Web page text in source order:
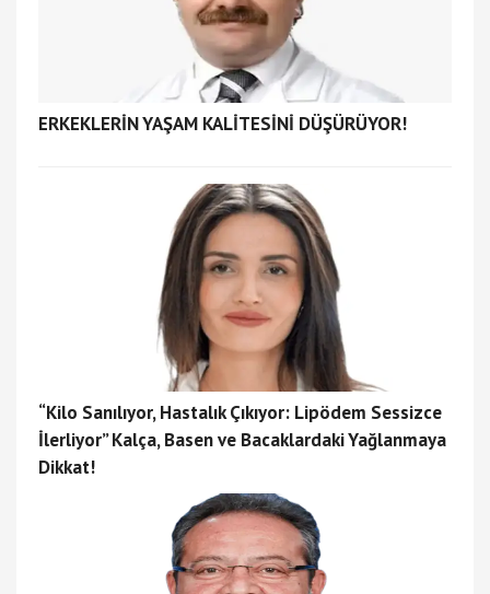
ERKEKLERİN YAŞAM KALİTESİNİ DÜŞÜRÜYOR!
“Kilo Sanılıyor, Hastalık Çıkıyor: Lipödem Sessizce
İlerliyor” Kalça, Basen ve Bacaklardaki Yağlanmaya
Dikkat!